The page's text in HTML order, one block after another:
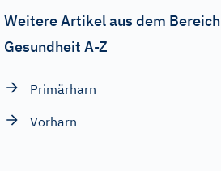
Weitere Artikel aus dem Bereich
Gesundheit A-Z
Primärharn
Vorharn